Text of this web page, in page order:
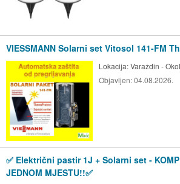
VIESSMANN Solarni set Vitosol 141-FM
Lokacija:Varaždin -
Objavljen:04.08.2026.
✅ Električni pastir 1J + Solarni set -
JEDNOM MJESTU!!✅